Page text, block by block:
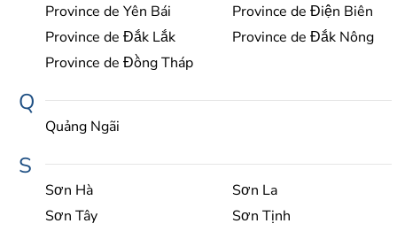
Province de Yên Bái
Province de Điện Biên
Province de Đắk Lắk
Province de Đắk Nông
Province de Đồng Tháp
Q
Quảng Ngãi
S
Sơn Hà
Sơn La
Sơn Tây
Sơn Tịnh